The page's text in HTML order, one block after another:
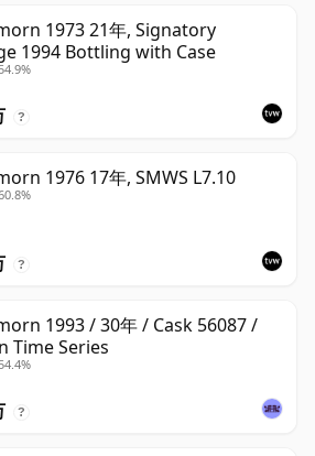
1973 21年, Signatory
1994 Bottling with Case
?
1976 17年, SMWS L7.10
?
1993 / 30年 / Cask 56087 /
Time Series
?